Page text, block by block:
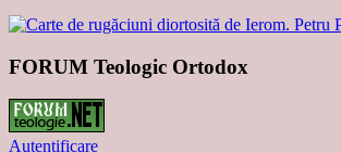
FORUM Teologic Ortodox
Autentificare